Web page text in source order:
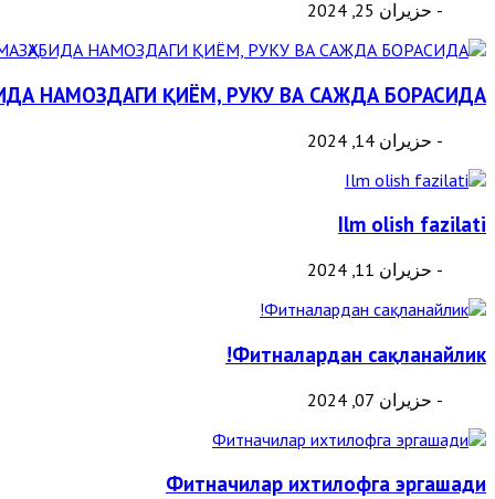
- حزيران 25, 2024
НАМОЗДАГИ ҚИЁМ, РУКУ ВА САЖДА БОРАСИДА
- حزيران 14, 2024
Ilm olish fazilati
- حزيران 11, 2024
Фитналардан сақланайлик!
- حزيران 07, 2024
Фитначилар ихтилофга эргашади